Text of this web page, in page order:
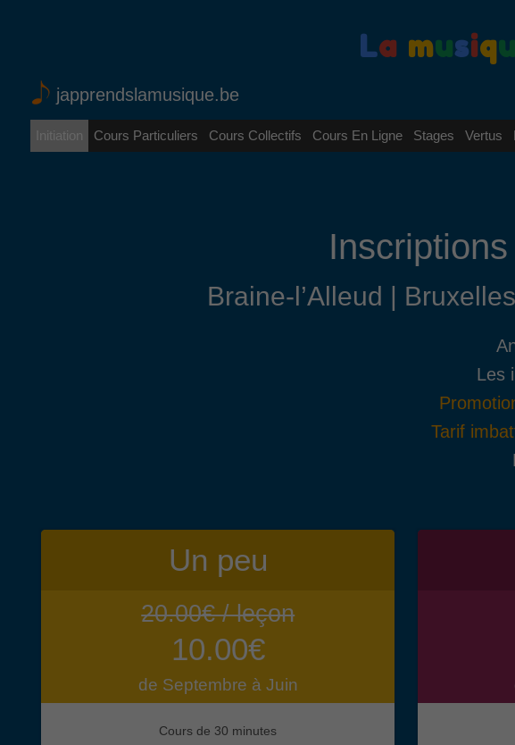
La musiqu
japprendslamusique.be
Initiation Cours Particuliers Cours Collectifs Cours En Ligne Stages Vertus
Braine-l’Alleud |
Les
Tarif
Un peu
20.00€ / leçon
10.00€
de Septembre à Juin
Cours de 30 minutes